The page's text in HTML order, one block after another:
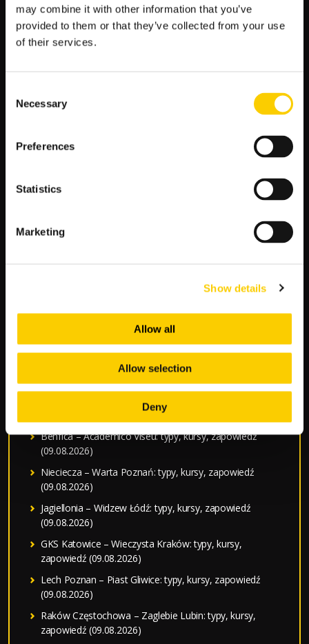
may combine it with other information that you’ve
provided to them or that they’ve collected from your use
of their services.
Selection
Necessary
Preferences
Statistics
Marketing
Show details
Allow all
Allow selection
Deny
Mecze Polski
Mundial 2026 Terminarz Kursy
Liga Mistrzów Terminarz Kursy
Ekstraklasa Tabela Kursy Bukmacherskie
Bundesliga Tabela Kursy
Typy bukmacherskie na dziś — darmowe typy LV BET
ŁKS Łódź – Chrobry Głogów: typy, kursy, zapowiedź
Sparta Rotterdam – Feyenoord: typy, kursy, zapowiedź
Benfica – Academico Viseu: typy, kursy, zapowiedź
(09.08.2026)
Nieciecza – Warta Poznań: typy, kursy, zapowiedź
(09.08.2026)
Jagiellonia – Widzew Łódź: typy, kursy, zapowiedź
(09.08.2026)
GKS Katowice – Wieczysta Kraków: typy, kursy,
zapowiedź (09.08.2026)
Lech Poznan – Piast Gliwice: typy, kursy, zapowiedź
(09.08.2026)
Raków Częstochowa – Zaglebie Lubin: typy, kursy,
zapowiedź (09.08.2026)